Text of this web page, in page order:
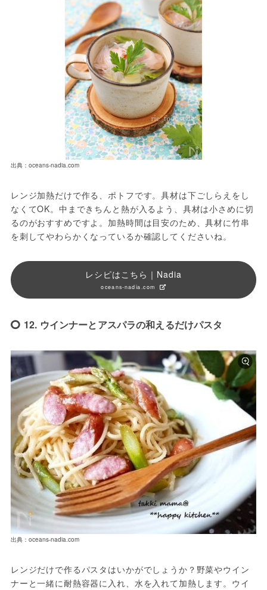
出典：oceans-nadia.com
レンジ加熱だけで作る、ポトフです。具材は下ごしらえをし
なくてOK。中まできちんと熱が入るよう、具材は小さめに切
るのがおすすめですよ。加熱時間は目安のため、具材に竹串
を刺してやわらかくなっているか確認してくださいね。
レシピはこちら｜Nadia
oceans-nadia.com
12. ウインナーとアスパラの和えるだけパスタ
出典：oceans-nadia.com
レンジだけで作るパスタはいかがでしょうか？野菜やウイン
ナーと一緒に耐熱容器に入れ、水を入れて加熱します。ウイ